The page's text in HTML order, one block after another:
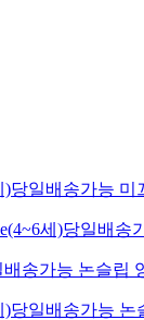
당일배송가능 미
세)당일배송
배송가능 논슬립
)당일배송가능 논